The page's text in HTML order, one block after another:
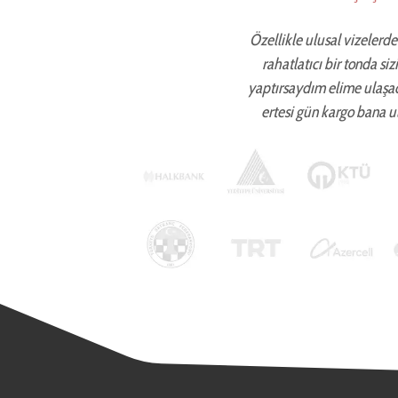
Özellikle ulusal
rahatlatıcı bir tonda
yaptırsaydım elime
ertesi gün kargo bana